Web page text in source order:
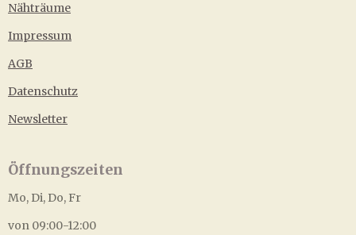
Nähträume
Impressum
AGB
Datenschutz
Newsletter
Öffnungszeiten
Mo, Di, Do, Fr
von 09:00-12:00